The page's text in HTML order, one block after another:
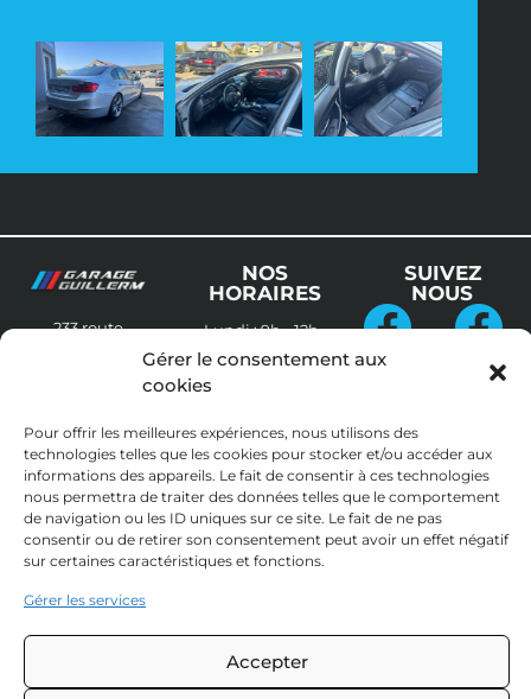
Gérer le consentement aux
cookies
Pour offrir les meilleures expériences, nous utilisons des
technologies telles que les cookies pour stocker et/ou accéder aux
informations des appareils. Le fait de consentir à ces technologies
nous permettra de traiter des données telles que le comportement
de navigation ou les ID uniques sur ce site. Le fait de ne pas
consentir ou de retirer son consentement peut avoir un effet négatif
sur certaines caractéristiques et fonctions.
Gérer les services
Accepter
233 route
Mentions
légales
Politique de
cookies
de
Générales
NOS
HORAIRES
Lundi :9h – 12h
et 13h30 – 19h
Mardi au
8h30 – 12h et
13h30 – 19h
Samedi au
Dimanche :
Fermé
SUIVEZ
NOUS
Garage Guillerm
MAGASIN